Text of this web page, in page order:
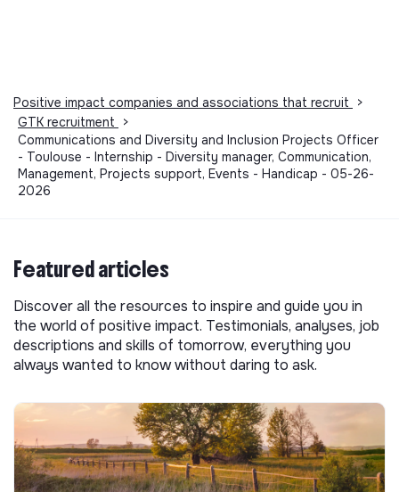
Positive impact companies and associations that recruit
>
GTK recruitment
>
Communications and Diversity and Inclusion Projects Officer
- Toulouse - Internship - Diversity manager, Communication,
Management, Projects support, Events - Handicap - 05-26-
2026
Featured articles
Discover all the resources to inspire and guide you in
the world of positive impact. Testimonials, analyses, job
descriptions and skills of tomorrow, everything you
always wanted to know without daring to ask.